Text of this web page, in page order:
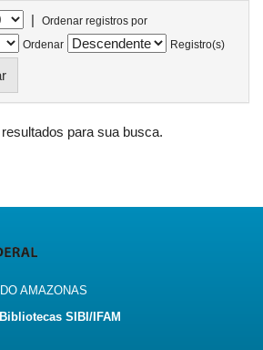
|
Ordenar registros por
Ordenar
Registro(s)
para sua busca.
AMAZONAS
SIBI/IFAM